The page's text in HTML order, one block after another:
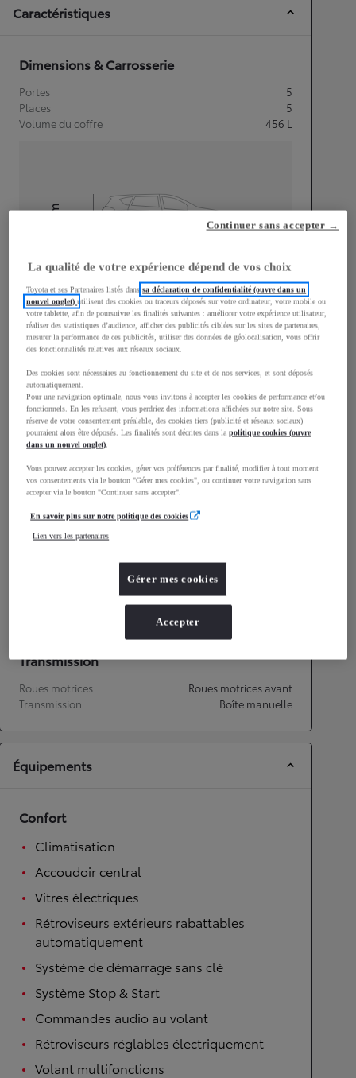
Caractéristiques
Dimensions & Carrosserie
Portes
5
Places
5
Volume du coffre
456 L
Longueur
4 186mm
mm
Largeur
1 805mm
Consommation mixte
Émissions CO2
Transmission
Roues motrices
Roues motrices avant
Transmission
Boîte manuelle
Équipements
Confort
Climatisation
Accoudoir central
Vitres électriques
Rétroviseurs extérieurs rabattables
automatiquement
Système de démarrage sans clé
Système Stop & Start
Commandes audio au volant
Rétroviseurs réglables électriquement
Volant multifonctions
La qualité de votre expérience dépend de vos choix
Toyota et ses Partenaires listés danssa déclaration de confidentialité (ouvre dans un
nouvel onglet)utilisent des cookies ou traceurs déposés sur votre ordinateur, votre mobile ou
votre tablette, afin de poursuivre les finalités suivantes : améliorer votre expérience utilisateur,
réaliser des statistiques d’audience, afficher des publicités ciblées sur les sites de partenaires,
mesurer la performance de ces publicités, utiliser des données de géolocalisation, vous offrir
des fonctionnalités relatives aux réseaux sociaux.
Des cookies sont nécessaires au fonctionnement du site et de nos services, et sont déposés
automatiquement.
Pour une navigation optimale, nous vous invitons à accepter les cookies de performance et/ou
fonctionnels. En les refusant, vous perdriez des informations affichées sur notre site. Sous
réserve de votre consentement préalable, des cookies tiers (publicité et réseaux sociaux)
pourraient alors être déposés. Les finalités sont décrites dans lapolitique cookies (ouvre
dans un nouvel onglet).
Vous pouvez accepter les cookies, gérer vos préférences par finalité, modifier à tout moment
vos consentements via le bouton "Gérer mes cookies", ou continuer votre navigation sans
accepter via le bouton "Continuer sans accepter".
En savoir plus sur notre politique des cookies
Lien vers les partenaires
Gérer mes cookies
Continuer sans accepter →
Accepter